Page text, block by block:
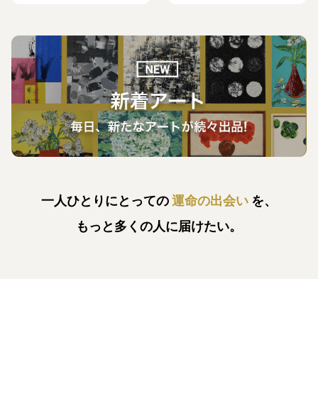
一人ひとりにとっての運命の出会い を、
もっと多くの人に届けたい。